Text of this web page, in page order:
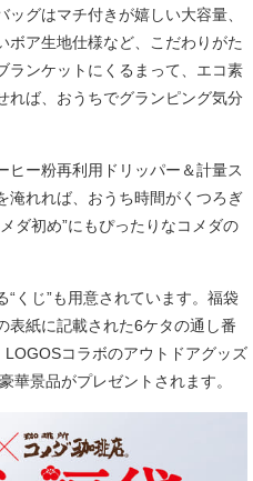
グはマチ付きが嬉しい大容量、
ボア生地仕様など、こだわりがた
ランケットにくるまって、エコ素
れば、おうちでグランピング気分
ー粉再利用ドリッパー＆計量ス
淹れれば、おうち時間がくつろぎ
ダ初め”にもぴったりなコメダの
くじ”も用意されています。福袋
表紙に記載された6ケタの通し番
コラボのアウトドアグッズ
華景品がプレゼントされます。